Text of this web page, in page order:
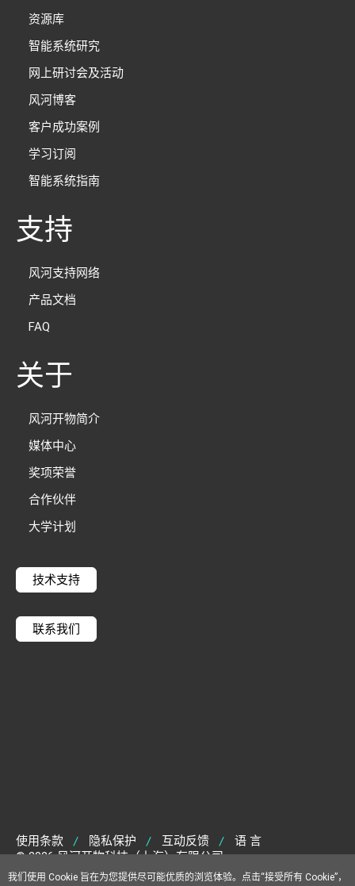
资源库
智能系统研究
网上研讨会及活动
风河博客
客户成功案例
学习订阅
智能系统指南
支持
风河支持网络
产品文档
FAQ
关于
风河开物简介
媒体中心
奖项荣誉
合作伙伴
大学计划
技术支持
联系我们
使用条款 | 隐私保护 | 互动反馈 |
语 言
© 2026 风河开物科技（上海）有限公司
沪ICP备2025111623号-1
我们使用 Cookie 旨在为您提供尽可能优质的浏览体验。点击“接受所有 Cookie”，